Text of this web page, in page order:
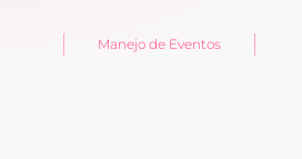
Manejo de Eventos